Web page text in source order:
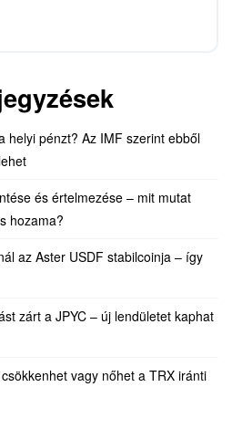
helyi pénzt? Az IMF szerint ebből
és értelmezése – mit mutat
hozama?
az Aster USDF stabilcoinja – így
zárt a JPYC – új lendületet kaphat
vagy nőhet a TRX iránti